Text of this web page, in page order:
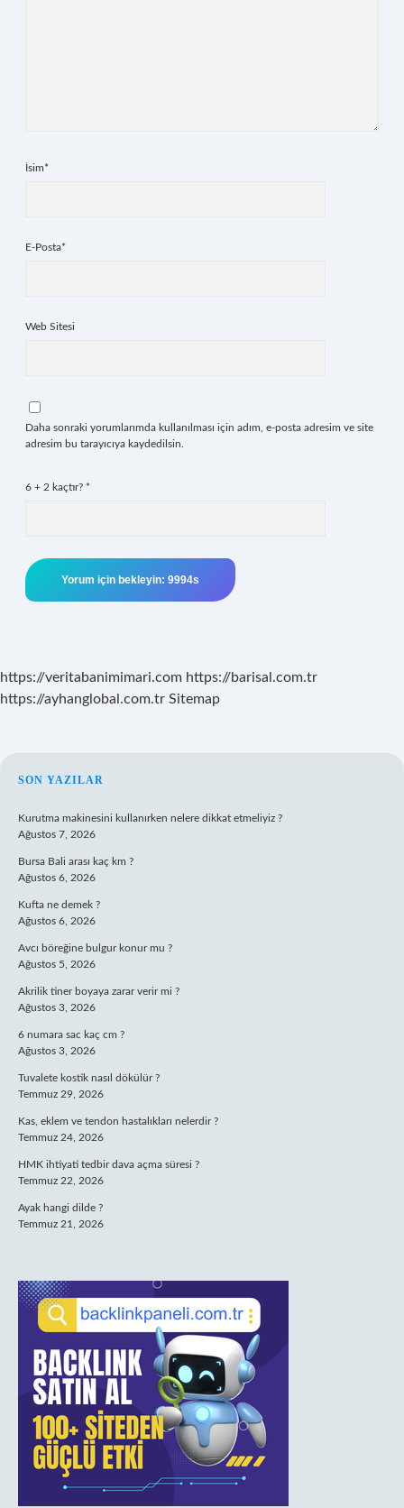
İsim*
E-Posta*
Web Sitesi
Daha sonraki yorumlarımda kullanılması için adım, e-posta adresim ve site
adresim bu tarayıcıya kaydedilsin.
6 + 2 kaçtır? *
https://veritabanimimari.com https://barisal.com.tr
https://ayhanglobal.com.tr Sitemap
SIDEBAR
SON YAZILAR
Kurutma makinesini kullanırken nelere dikkat etmeliyiz ?
Ağustos 7, 2026
Bursa Bali arası kaç km ?
Ağustos 6, 2026
Kufta ne demek ?
Ağustos 6, 2026
Avcı böreğine bulgur konur mu ?
Ağustos 5, 2026
Akrilik tiner boyaya zarar verir mi ?
Ağustos 3, 2026
6 numara sac kaç cm ?
Ağustos 3, 2026
Tuvalete kostik nasıl dökülür ?
Temmuz 29, 2026
Kas, eklem ve tendon hastalıkları nelerdir ?
Temmuz 24, 2026
HMK ihtiyati tedbir dava açma süresi ?
Temmuz 22, 2026
Ayak hangi dilde ?
Temmuz 21, 2026